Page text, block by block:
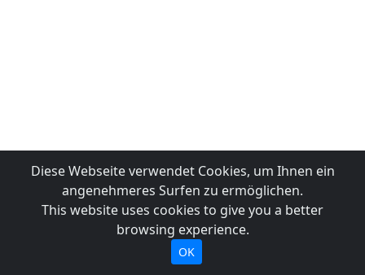
Diese Webseite verwendet Cookies, um Ihnen ein
angenehmeres Surfen zu ermöglichen.
This website uses cookies to give you a better
browsing experience.
OK